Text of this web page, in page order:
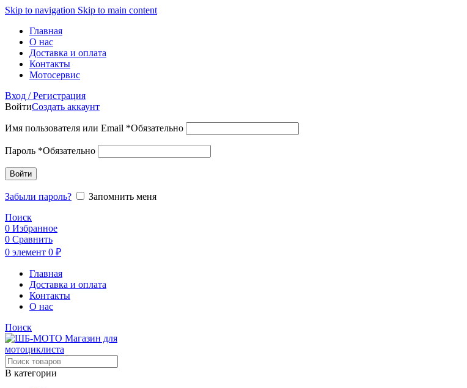
Skip to navigation Skip to main content
Главная
О нас
Доставка и оплата
Контакты
Мотосервис
Вход / Регистрация
ВойтиСоздать аккаунт
Имя пользователя или Email *Обязательно
Пароль *Обязательно
Войти
Забыли пароль?
Запомнить меня
Поиск
0 Избранное
0 Сравнить
0 элемент 0 ₽
Главная
Доставка и оплата
Контакты
О нас
Поиск
В категории